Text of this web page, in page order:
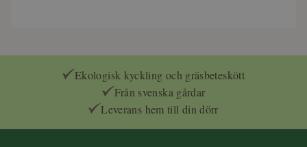
Ekologisk kyckling och gräsbeteskött
Från svenska gårdar
Leverans hem till din dörr